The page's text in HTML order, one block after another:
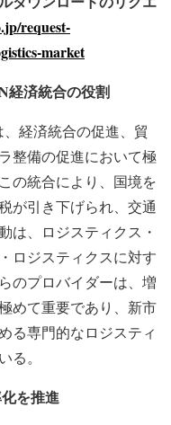
request-
market
経済統合の役割
経済統合の促進、貿
整備の促進において極
の統合により、国境を
が引き下げられ、交通
は、ロジスティクス・
ロジスティクスに対す
のプロバイダーは、増
めて重要であり、新市
る専門的なロジスティ
る。
を推進